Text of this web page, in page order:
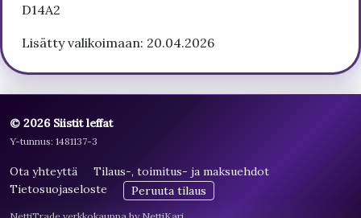
D14A2
Lisätty valikoimaan: 20.04.2026
© 2026 Siistit leffat
Y-tunnus: 1481137-3
Ota yhteyttä
Tilaus-, toimitus- ja maksuehdot
Tietosuojaseloste
Peruuta tilaus